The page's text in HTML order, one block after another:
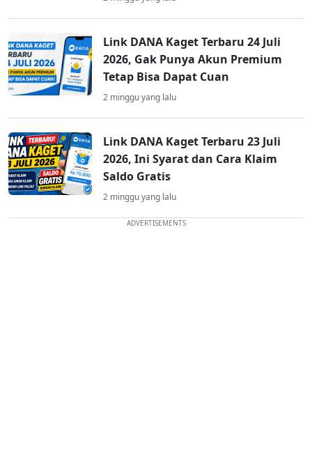
Link DANA Kaget Terbaru 24 Juli
2026, Gak Punya Akun Premium
Tetap Bisa Dapat Cuan
2 minggu yang lalu
Link DANA Kaget Terbaru 23 Juli
2026, Ini Syarat dan Cara Klaim
Saldo Gratis
2 minggu yang lalu
ADVERTISEMENTS